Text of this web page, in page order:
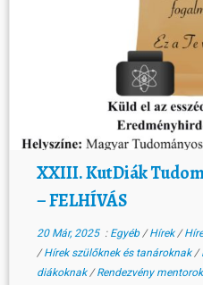
XXIII. KutDiák
– FELHÍVÁS
20 Már, 2025: Egyéb/Hírek/
/Hírek szülőknek és tanároknak/
diákoknak/Rendezvény